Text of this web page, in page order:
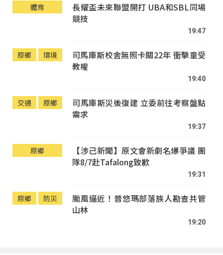
體育
長耀盃未來聯盟開打 UBA和SBL同場
競技
19:47
原鄉 環境
司馬庫斯校舍無照卡關22年 衝擊童受
教權
19:40
交通 原鄉
司馬庫斯災後復建 立委前往考察盤點
需求
19:37
原鄉
【涉己新聞】原文會新劇名爆爭議 團
隊8/7赴Tafalong致歉
19:31
原鄉 防災
颱風逼近！普悠瑪部落族人勘查共管
山林
19:20